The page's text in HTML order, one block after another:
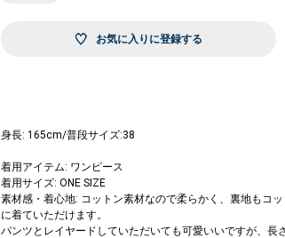
お気に入りに登録する
身長: 165cm/普段サイズ:38
着用アイテム: ワンピース
着用サイズ: ONE SIZE
素材感・着心地: コットン素材なので柔らかく、裏地もコ
に着ていただけます。
パンツとレイヤードしていただいても可愛いいですが、長